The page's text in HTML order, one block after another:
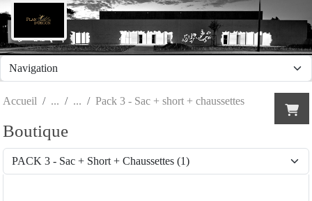
Accueil Pack 3 - Sac + short + chaussettes
Boutique
Panneau de gestion des cookies